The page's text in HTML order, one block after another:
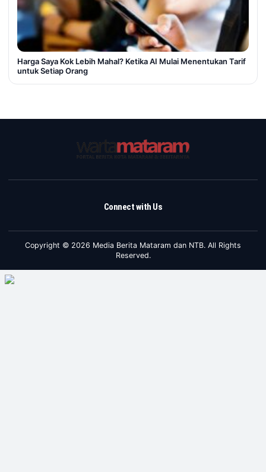
Harga Saya Kok Lebih Mahal? Ketika AI Mulai Menentukan Tarif
untuk Setiap Orang
Connect with Us
Copyright © 2026 Media Berita Mataram dan NTB. All Rights
Reserved.